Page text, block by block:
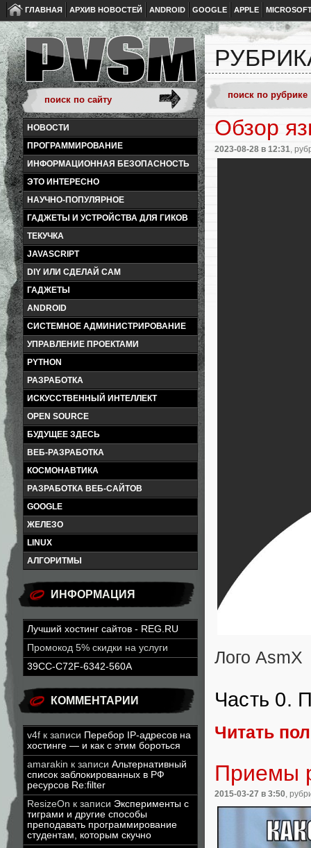
ГЛАВНАЯ АРХИВ НОВОСТЕЙ ANDROID GOOGLE APPLE
НОВОСТИ
ПРОГРАММИРОВАНИЕ
ИНФОРМАЦИОННАЯ БЕЗОПАСНОСТЬ
ЭТО ИНТЕРЕСНО
НАУЧНО-ПОПУЛЯРНОЕ
ГАДЖЕТЫ И УСТРОЙСТВА ДЛЯ ГИКОВ
ТЕКУЧКА
JAVASCRIPT
DIY ИЛИ СДЕЛАЙ САМ
ГАДЖЕТЫ
ANDROID
СИСТЕМНОЕ АДМИНИСТРИРОВАНИЕ
УПРАВЛЕНИЕ ПРОЕКТАМИ
PYTHON
РАЗРАБОТКА
ИСКУССТВЕННЫЙ ИНТЕЛЛЕКТ
OPEN SOURCE
БУДУЩЕЕ ЗДЕСЬ
ВЕБ-РАЗРАБОТКА
КОСМОНАВТИКА
РАЗРАБОТКА ВЕБ-САЙТОВ
GOOGLE
ЖЕЛЕЗО
LINUX
АЛГОРИТМЫ
ИНФОРМАЦИЯ
Лучший хостинг сайтов - REG.RU
Промокод 5% скидки на услуги
39CC-C72F-6342-560A
КОММЕНТАРИИ
v4f к записи Перебор IP-адресов на
хостинге — и как с этим бороться
amarakin к записи Альтернативный
список заблокированных в РФ
ресурсов Re:filter
ResizeOn к записи Эксперименты с
тиграми и другие способы
преподавать программирование
студентам, которым скучно
Обзор
2023-08-28 в 12:31 ,
Лого AsmX
Часть 0.
Читать
Приемы
2015-03-27 в 3:50,